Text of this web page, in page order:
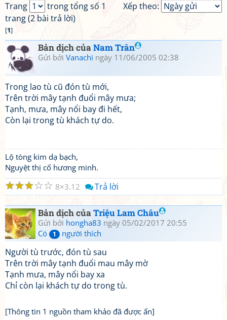
Xếp theo:
Trang
trong tổng số 1
trang (2 bài trả lời)
[1]
Bản dịch củaNam Trân
Gửi bởi Vanachi ngày 11/06/2005 02:38
Trong lao tù cũ đón tù mới,
Trên trời mây tạnh đuổi mây mưa;
Tạnh, mưa, mây nổi bay đi hết,
Còn lại trong tù khách tự do.
Lộ tòng kim dạ bạch,
Nguyệt thị cố hương minh.
☆
☆
☆
☆
☆ 8 3.12 Trả lời
Bản dịch củaTriệu Lam Châu
Gửi bởi hongha83 ngày 05/02/2017 20:55
Có
1 người thích
Người tù trước, đón tù sau
Trên trời mây tạnh đuổi mau mây mờ
Tạnh mưa, mây nổi bay xa
Chỉ còn lại khách tự do trong tù.
[Thông tin 1 nguồn tham khảo đã được ẩn]